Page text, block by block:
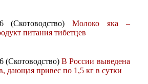
(Скотоводство) Молоко яка –
питания тибетцев
(Скотоводство) В России выведена
дающая привес по 1,5 кг в сутки